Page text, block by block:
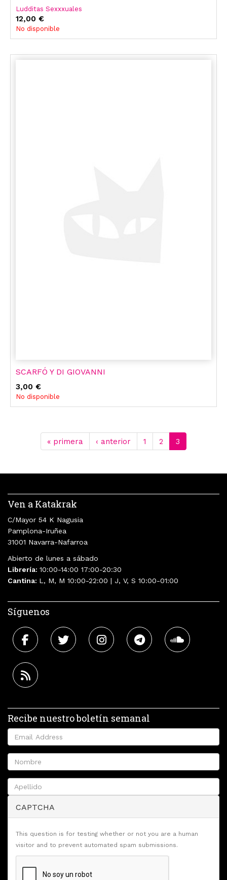
Ludditas Sexxxuales
12,00 €
No disponible
SCARFÓ Y DI GIOVANNI
3,00 €
No disponible
« primera ‹ anterior 1 2 3
Ven a Katakrak
C/Mayor 54 K Nagusia
Pamplona-Iruñea
31001 Navarra-Nafarroa
Abierto de lunes a sábado
Librería: 10:00-14:00 17:00-20:30
Cantina: L, M, M 10:00-22:00 | J, V, S 10:00-01:00
Síguenos
Recibe nuestro boletín semanal
CAPTCHA
This question is for testing whether or not you are a human
visitor and to prevent automated spam submissions.